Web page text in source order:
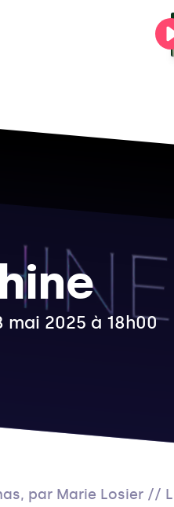
mai 2025 à 18h00
// Qu’est-ce qu’on va penser de nous ?